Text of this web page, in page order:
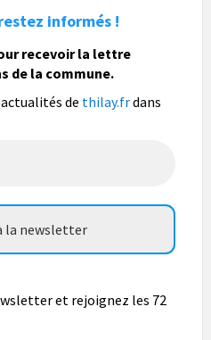
associer sa
les visiteurs à son
organisant un concours
photo...Lire la suite
informés !
recevoir la lettre
de la commune.
de thilay.frdans
et rejoignez les 72